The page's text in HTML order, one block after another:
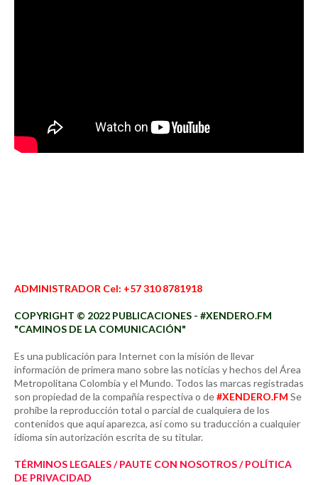
ADMINISTRADOR Cel: +57 310 8781918
COPYRIGHT © 2022 PUBLICACIONES - #XENDERO.FM
"CAMINOS DE LA COMUNICACIÓN"
Es una publicación para Internet con la misión de llevar
información de primera mano sobre las noticias y hechos del Área
Metropolitana Colombia y el Mundo. Todos las marcas registradas
son propiedad de la compañía respectiva o de#XENDERO.FM Se
prohíbe la reproducción total o parcial de cualquiera de los
contenidos que aquí aparezca, así como su traducción a cualquier
idioma sin autorización escrita de su titular.
TÉRMINOS LEGALES / PAUTE CON NOSOTROS / POLÍTICA
DE PRIVACIDAD